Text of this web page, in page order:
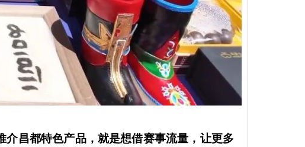
昌都特色产品，就是想借赛事流量，让更多